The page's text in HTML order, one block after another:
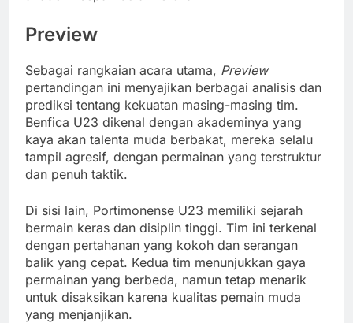
Preview
Sebagai rangkaian acara utama, Preview
pertandingan ini menyajikan berbagai analisis dan
prediksi tentang kekuatan masing-masing tim.
Benfica U23 dikenal dengan akademinya yang
kaya akan talenta muda berbakat, mereka selalu
tampil agresif, dengan permainan yang terstruktur
dan penuh taktik.
Di sisi lain, Portimonense U23 memiliki sejarah
bermain keras dan disiplin tinggi. Tim ini terkenal
dengan pertahanan yang kokoh dan serangan
balik yang cepat. Kedua tim menunjukkan gaya
permainan yang berbeda, namun tetap menarik
untuk disaksikan karena kualitas pemain muda
yang menjanjikan.